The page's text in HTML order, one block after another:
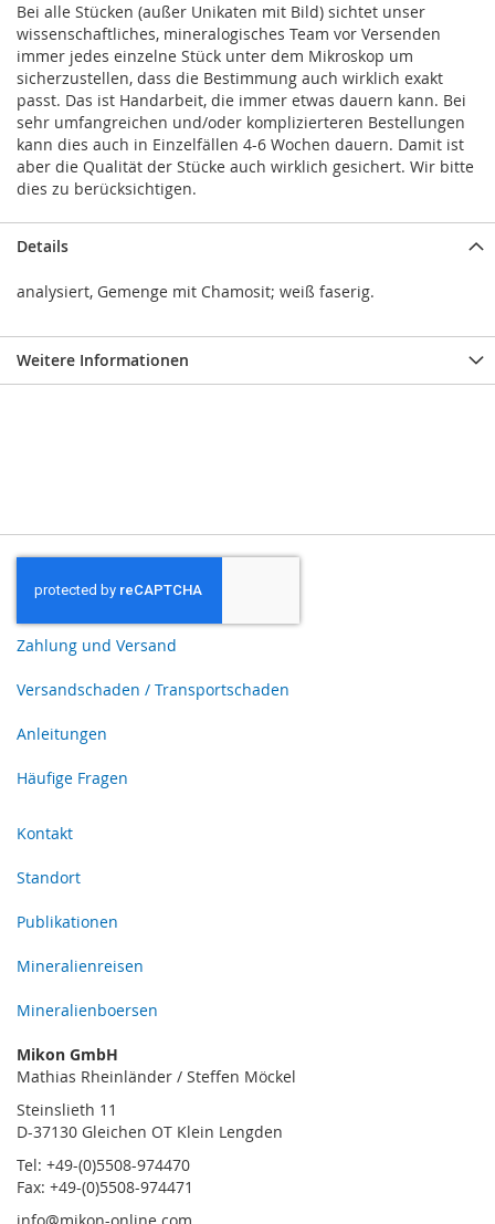
Bei alle Stücken (außer Unikaten mit Bild) sichtet unser
wissenschaftliches, mineralogisches Team vor Versenden
immer jedes einzelne Stück unter dem Mikroskop um
sicherzustellen, dass die Bestimmung auch wirklich exakt
passt. Das ist Handarbeit, die immer etwas dauern kann. Bei
sehr umfangreichen und/oder komplizierteren Bestellungen
kann dies auch in Einzelfällen 4-6 Wochen dauern. Damit ist
aber die Qualität der Stücke auch wirklich gesichert. Wir bitte
dies zu berücksichtigen.
Details
analysiert, Gemenge mit Chamosit; weiß faserig.
Weitere Informationen
Zahlung und Versand
Versandschaden / Transportschaden
Anleitungen
Häufige Fragen
Kontakt
Standort
Publikationen
Mineralienreisen
Mineralienboersen
Mikon GmbH
Mathias Rheinländer / Steffen Möckel
Steinslieth 11
D-37130 Gleichen OT Klein Lengden
Tel: +49-(0)5508-974470
Fax: +49-(0)5508-974471